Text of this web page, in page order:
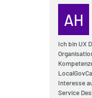
AH
Ich bin UX
Interesse
Service